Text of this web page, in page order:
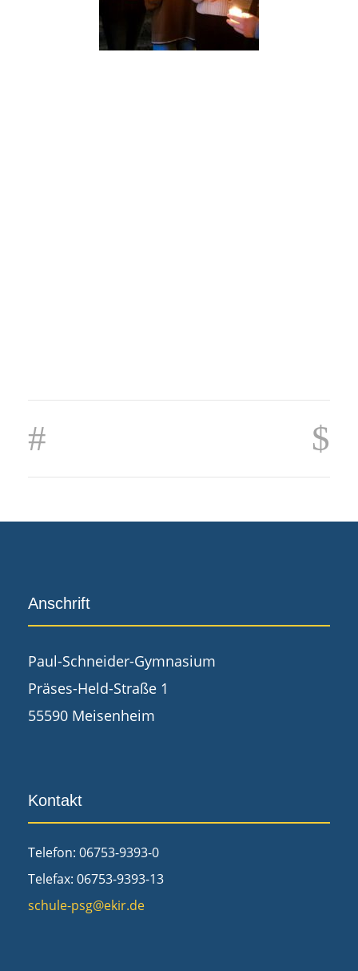
Anschrift
Paul-Schneider-Gymnasium
Präses-Held-Straße 1
55590 Meisenheim
Kontakt
Telefon: 06753-9393-0
Telefax: 06753-9393-13
schule-psg@ekir.de